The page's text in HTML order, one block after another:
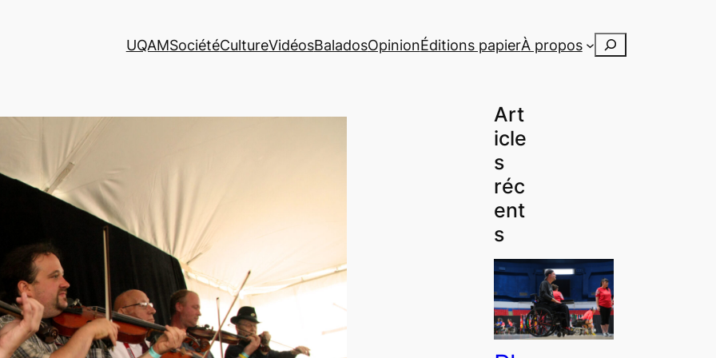
UQAMSociétéCultureVidéosBaladosOpinionÉditions papierÀ propos Rechercher
Art
icle
s
réc
ent
s